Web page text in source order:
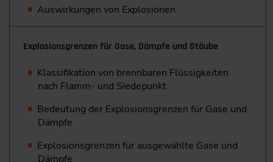
Auswirkungen von Explosionen
Explosionsgrenzen für Gase, Dämpfe und Stäube
Klassifikation von brennbaren Flüssigkeiten
nach Flamm- und Siedepunkt
Bedeutung der Explosionsgrenzen für Gase und
Dämpfe
Explosionsgrenzen für ausgewählte Gase und
Dämpfe